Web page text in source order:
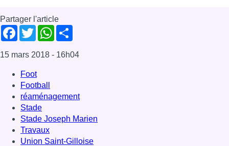
Partager l'article
Facebook
TwitterWhatsApp
15 mars 2018 - 16h04
Foot
Football
réaménagement
Stade
Stade Joseph Marien
Travaux
Union Saint-Gilloise